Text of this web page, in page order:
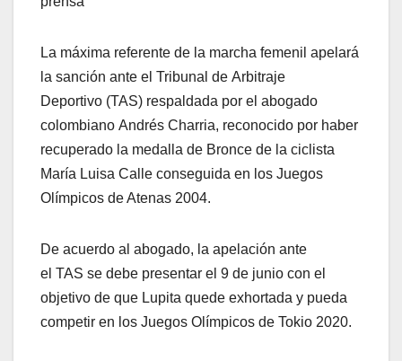
La máxima referente de la marcha femenil apelará
la sanción ante el Tribunal de Arbitraje
Deportivo (TAS) respaldada por el abogado
colombiano Andrés Charria, reconocido por haber
recuperado la medalla de Bronce de la ciclista
María Luisa Calle conseguida en los Juegos
Olímpicos de Atenas 2004.
De acuerdo al abogado, la apelación ante
el TAS se debe presentar el 9 de junio con el
objetivo de que Lupita quede exhortada y pueda
competir en los Juegos Olímpicos de Tokio 2020.